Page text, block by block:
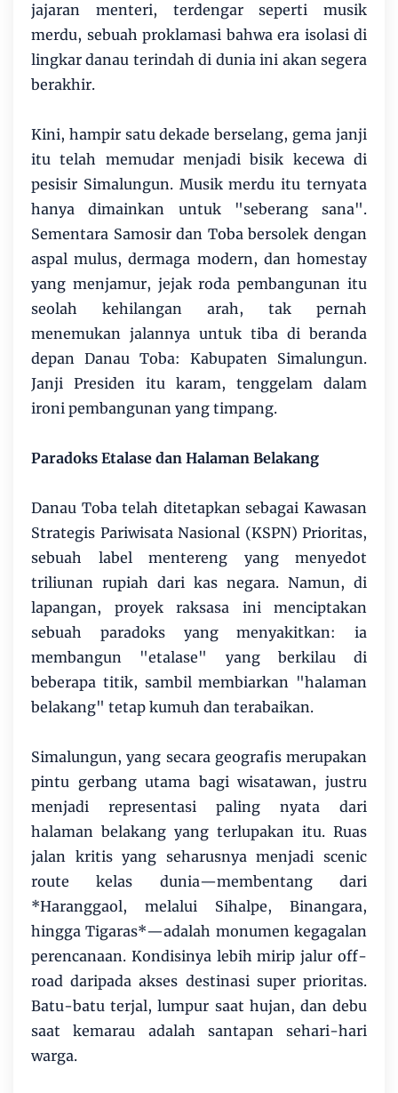
jajaran menteri, terdengar seperti musik
merdu, sebuah proklamasi bahwa era isolasi di
lingkar danau terindah di dunia ini akan segera
berakhir.
Kini, hampir satu dekade berselang, gema janji
itu telah memudar menjadi bisik kecewa di
pesisir Simalungun. Musik merdu itu ternyata
hanya dimainkan untuk "seberang sana".
Sementara Samosir dan Toba bersolek dengan
aspal mulus, dermaga modern, dan homestay
yang menjamur, jejak roda pembangunan itu
seolah kehilangan arah, tak pernah
menemukan jalannya untuk tiba di beranda
depan Danau Toba: Kabupaten Simalungun.
Janji Presiden itu karam, tenggelam dalam
ironi pembangunan yang timpang.
Paradoks Etalase dan Halaman Belakang
Danau Toba telah ditetapkan sebagai Kawasan
Strategis Pariwisata Nasional (KSPN) Prioritas,
sebuah label mentereng yang menyedot
triliunan rupiah dari kas negara. Namun, di
lapangan, proyek raksasa ini menciptakan
sebuah paradoks yang menyakitkan: ia
membangun "etalase" yang berkilau di
beberapa titik, sambil membiarkan "halaman
belakang" tetap kumuh dan terabaikan.
Simalungun, yang secara geografis merupakan
pintu gerbang utama bagi wisatawan, justru
menjadi representasi paling nyata dari
halaman belakang yang terlupakan itu. Ruas
jalan kritis yang seharusnya menjadi scenic
route kelas dunia—membentang dari
*Haranggaol, melalui Sihalpe, Binangara,
hingga Tigaras*—adalah monumen kegagalan
perencanaan. Kondisinya lebih mirip jalur off-
road daripada akses destinasi super prioritas.
Batu-batu terjal, lumpur saat hujan, dan debu
saat kemarau adalah santapan sehari-hari
warga.